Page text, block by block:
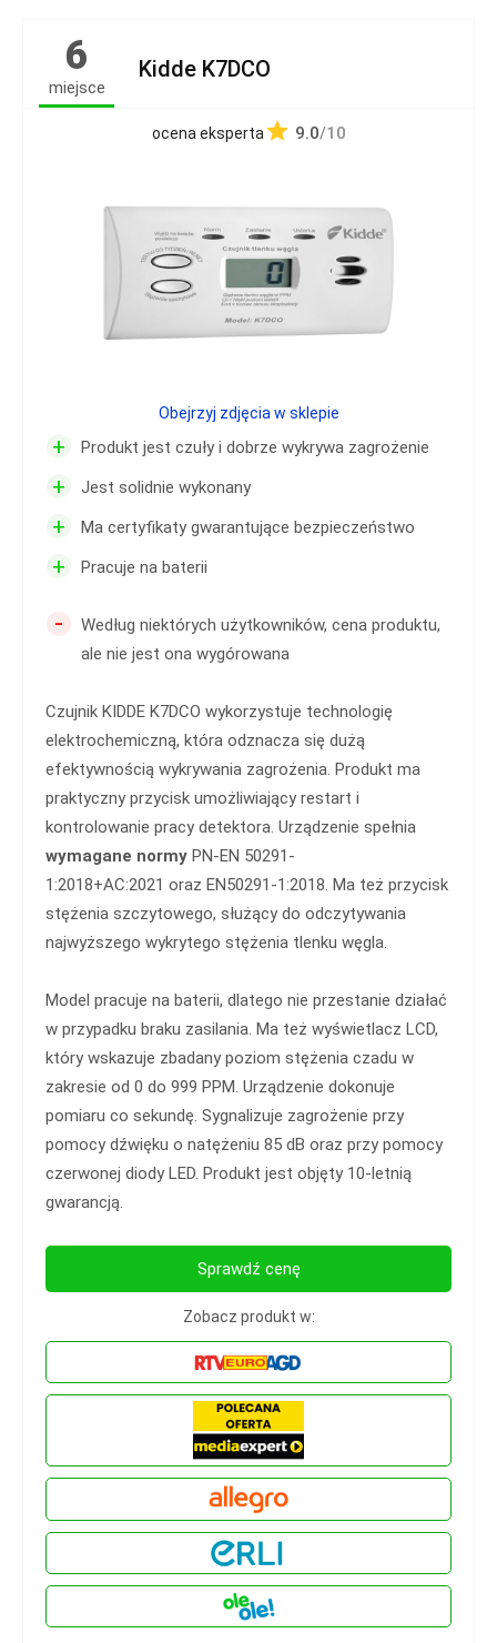
6
miejsce
Kidde K7DCO
ocena eksperta 9.0/10
+ Produkt jest czuły i dobrze wykrywa zagrożenie
+ Jest solidnie wykonany
+ Ma certyfikaty gwarantujące bezpieczeństwo
+ Pracuje na baterii
-
Według niektórych użytkowników, cena produktu,
ale nie jest ona wygórowana
Czujnik KIDDE K7DCO wykorzystuje technologię
elektrochemiczną, która odznacza się dużą
efektywnością wykrywania zagrożenia. Produkt ma
praktyczny przycisk umożliwiający restart i
kontrolowanie pracy detektora. Urządzenie spełnia
wymagane normy PN-EN 50291-
1:2018+AC:2021 oraz EN50291-1:2018. Ma też przycisk
stężenia szczytowego, służący do odczytywania
najwyższego wykrytego stężenia tlenku węgla.
Model pracuje na baterii, dlatego nie przestanie działać
w przypadku braku zasilania. Ma też wyświetlacz LCD,
który wskazuje zbadany poziom stężenia czadu w
zakresie od 0 do 999 PPM. Urządzenie dokonuje
pomiaru co sekundę. Sygnalizuje zagrożenie przy
pomocy dźwięku o natężeniu 85 dB oraz przy pomocy
czerwonej diody LED. Produkt jest objęty 10-letnią
gwarancją.
Obejrzyj zdjęcia w sklepie
Sprawdź cenę
Zobacz produkt w: